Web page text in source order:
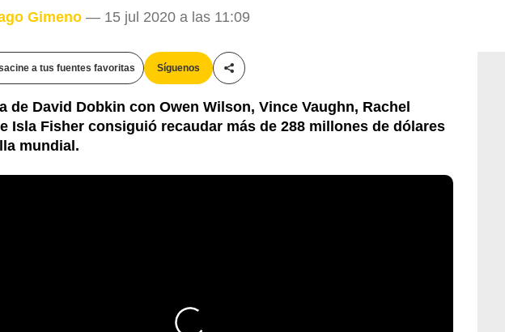
Gimeno — 15 jul 2020 a las 11:09
a tus fuentes favoritas Síguenos
Compartir esta noticia
de David Dobkin con Owen Wilson, Vince Vaughn, Rachel
Isla Fisher consiguió recaudar más de 288 millones de dólares
mundial.